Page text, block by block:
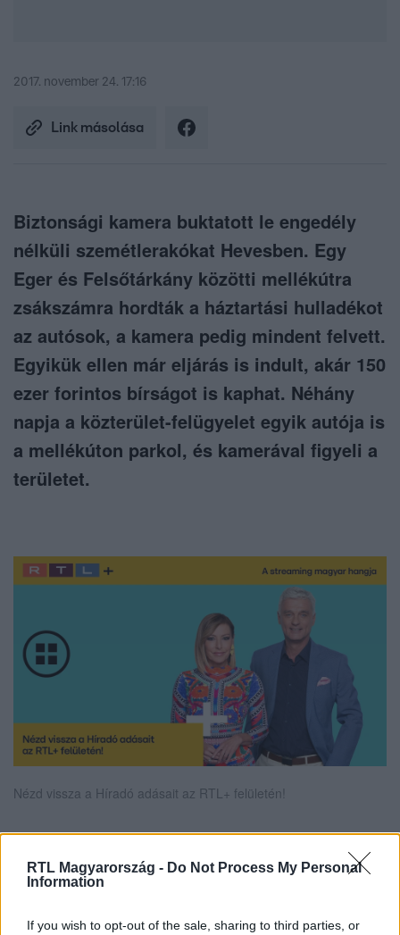
RTL Magyarország - Do Not Process My Personal
Information
If you wish to opt-out of the sale, sharing to third parties, or
2017. november 24. 17:16
Link másolása
Biztonsági kamera buktatott le engedély
nélküli szemétlerakókat Hevesben. Egy
Eger és Felsőtárkány közötti mellékútra
zsákszámra hordták a háztartási hulladékot
az autósok, a kamera pedig mindent felvett.
Egyikük ellen már eljárás is indult, akár 150
ezer forintos bírságot is kaphat. Néhány
napja a közterület-felügyelet egyik autója is
a mellékúton parkol, és kamerával figyeli a
területet.
Nézd vissza a Híradó adásait az RTL+ felületén!
Itt állítsd be, hogy az RTL.hu az elsők között
legyen a Google-találatokban!